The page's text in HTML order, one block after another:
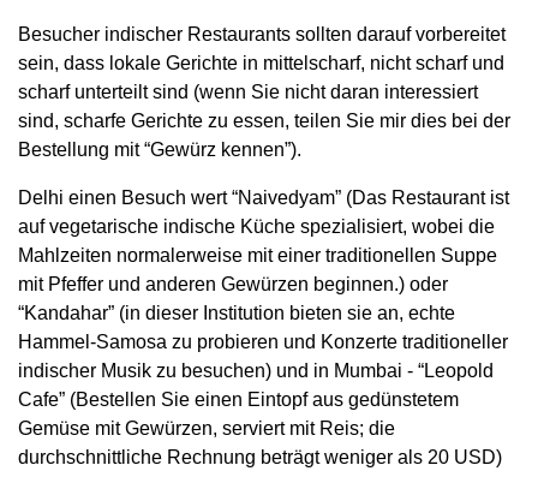
Besucher indischer Restaurants sollten darauf vorbereitet
sein, dass lokale Gerichte in mittelscharf, nicht scharf und
scharf unterteilt sind (wenn Sie nicht daran interessiert
sind, scharfe Gerichte zu essen, teilen Sie mir dies bei der
Bestellung mit “Gewürz kennen”).
Delhi einen Besuch wert “Naivedyam” (Das Restaurant ist
auf vegetarische indische Küche spezialisiert, wobei die
Mahlzeiten normalerweise mit einer traditionellen Suppe
mit Pfeffer und anderen Gewürzen beginnen.) oder
“Kandahar” (in dieser Institution bieten sie an, echte
Hammel-Samosa zu probieren und Konzerte traditioneller
indischer Musik zu besuchen) und in Mumbai - “Leopold
Cafe” (Bestellen Sie einen Eintopf aus gedünstetem
Gemüse mit Gewürzen, serviert mit Reis; die
durchschnittliche Rechnung beträgt weniger als 20 USD)